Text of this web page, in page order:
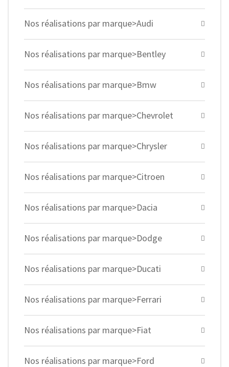
Nos réalisations par marque>Audi
Nos réalisations par marque>Bentley
Nos réalisations par marque>Bmw
Nos réalisations par marque>Chevrolet
Nos réalisations par marque>Chrysler
Nos réalisations par marque>Citroen
Nos réalisations par marque>Dacia
Nos réalisations par marque>Dodge
Nos réalisations par marque>Ducati
Nos réalisations par marque>Ferrari
Nos réalisations par marque>Fiat
Nos réalisations par marque>Ford